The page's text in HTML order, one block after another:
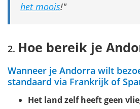
het moois!
Hoe bereik je
Wanneer je Andorra wilt
standaard via Frankrijk of
Het land zelf heeft geen